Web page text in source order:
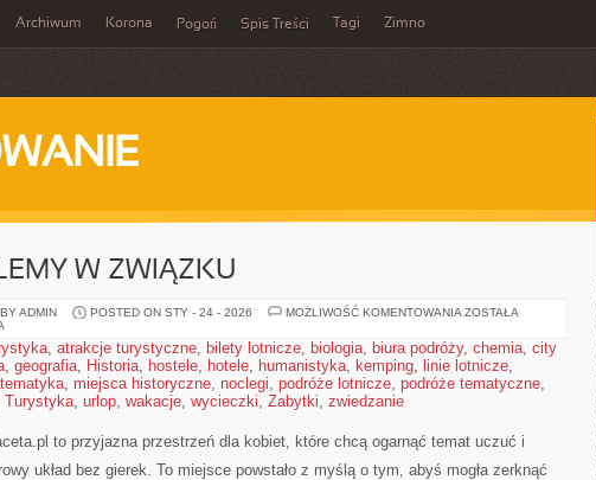
Archiwum Korona Pogoń Spis Treści Tagi Zimno
W ZWIĄZKU
ADMIN POSTED ON STY - 24 - 2026 MOŻLIWOŚĆ KOMENTOWANIA PROBLEMY
ZOSTAŁA
, atrakcje turystyczne, bilety lotnicze, biologia, biura podróży, chemia, city
, geografia, Historia, hostele, hotele, humanistyka, kemping, linie lotnicze,
, miejsca historyczne, noclegi, podróże lotnicze, podróże tematyczne,
Turystyka, urlop, wakacje, wycieczki, Zabytki, zwiedzanie
to przyjazna przestrzeń dla kobiet, które chcą ogarnąć temat uczuć i
układ bez gierek. To miejsce powstało z myślą o tym, abyś mogła zerknąć